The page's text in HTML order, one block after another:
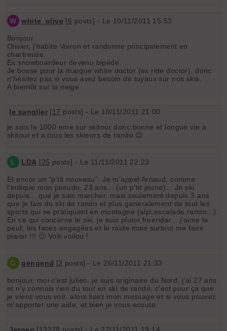
W white_olive [6 posts] - Le 10/11/2011 15:53
Bonjour
Olivier, j'habite Voiron et randonne principalement en
chartreuse.
Ex snowboardeur devenu bipède.
Je bosse pour la marque white doctor (ex ride doctor), donc
n'hésitez pas si vous avez besoin de tuyaux sur nos skis.
A bientôt sur la neige
le sanglier [17 posts] - Le 10/11/2011 21:00
je suis le 1000 eme sur skitour donc,bonne et longue vie a
skitour et a tous les skieurs de rando 😉
L LDA [25 posts] - Le 11/11/2011 22:23
Et encor un "p'tit nouveau". Je m'appel Arnaud, comme
l'indique mon pseudo, 23 ans... (un p'tit jeune)... Je ski
depuis... que je sais marcher, mais seulement depuis 3 ans
que je fais du ski de rando et plus generalement de tout les
sports qui se pratiquent en montagne (alpi,escalade,rando...).
En ce qui concèrne le ski, je suis plutot freerider... j'aime la
peuf, les faces engagées et le raide mais surtout me faire
plaisir !!! 🙂 Voili voilou !
G gengend [2 posts] - Le 26/11/2011 21:33
bonjour, moi c'est julien. je suis originaire du Nord, j'ai 27 ans
et n'y connais rien du tout en ski de rando. c'est pour ça que
je viens vous voir. alors lisez mon message et si vous pouvez
m'apporter une aide, et bien je vous ecoute.
Jeroen [13278 posts] - Le 27/11/2011 19:14